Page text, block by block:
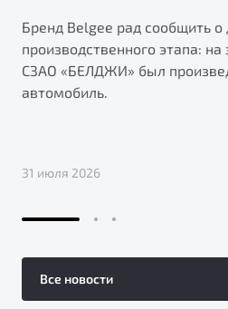
Бренд Belgee рад сообщить
производственного этапа: на
СЗАО «БЕЛДЖИ» был
автомобиль.
31 июля 2026
Все новости